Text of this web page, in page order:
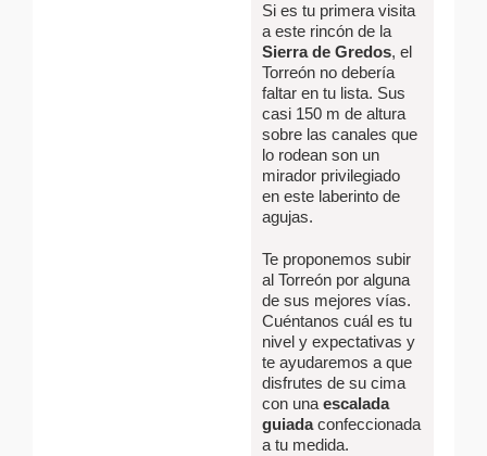
Si es tu primera visita
a este rincón de la
Sierra de Gredos, el
Torreón no debería
faltar en tu lista. Sus
casi 150 m de altura
sobre las canales que
lo rodean son un
mirador privilegiado
en este laberinto de
agujas.
Te proponemos subir
al Torreón por alguna
de sus mejores vías.
Cuéntanos cuál es tu
nivel y expectativas y
te ayudaremos a que
disfrutes de su cima
con unaescalada
guiadaconfeccionada
a tu medida.